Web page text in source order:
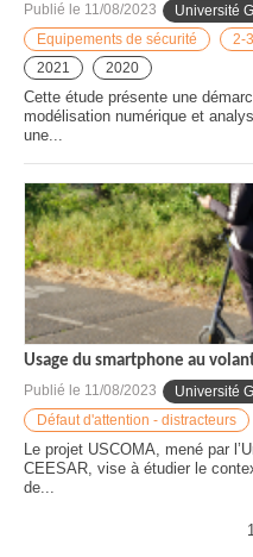
Publié le 11/08/2023 Université
Equipements de sécurité
2-
2021
2020
Cette étude présente une
modélisation numérique et
une...
Usage du smartphone au
Publié le 11/08/2023 Université
Défaut d'attention - distracteurs
Le projet USCOMA, mené par
CEESAR, vise à étudier le
de...
1